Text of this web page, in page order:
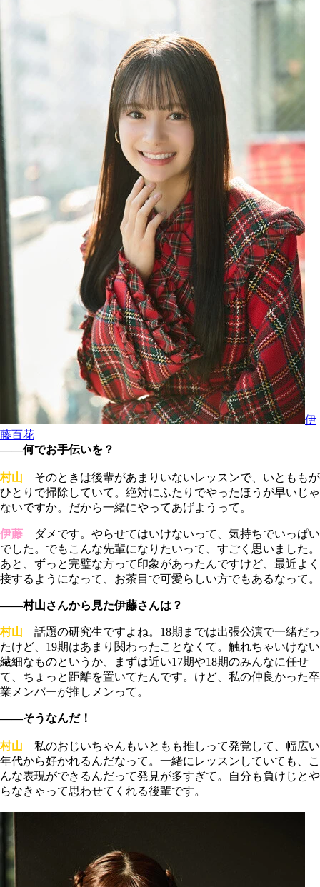
伊
藤百花
――何でお手伝いを？
村山 そのときは後輩があまりいないレッスンで、いとももが
ひとりで掃除していて。絶対にふたりでやったほうが早いじゃ
ないですか。だから一緒にやってあげようって。
伊藤 ダメです。やらせてはいけないって、気持ちでいっぱい
でした。でもこんな先輩になりたいって、すごく思いました。
あと、ずっと完璧な方って印象があったんですけど、最近よく
接するようになって、お茶目で可愛らしい方でもあるなって。
――村山さんから見た伊藤さんは？
村山 話題の研究生ですよね。18期までは出張公演で一緒だっ
たけど、19期はあまり関わったことなくて。触れちゃいけない
繊細なものというか、まずは近い17期や18期のみんなに任せ
て、ちょっと距離を置いてたんです。けど、私の仲良かった卒
業メンバーが推しメンって。
――そうなんだ！
村山 私のおじいちゃんもいともも推しって発覚して、幅広い
年代から好かれるんだなって。一緒にレッスンしていても、こ
んな表現ができるんだって発見が多すぎて。自分も負けじとや
らなきゃって思わせてくれる後輩です。